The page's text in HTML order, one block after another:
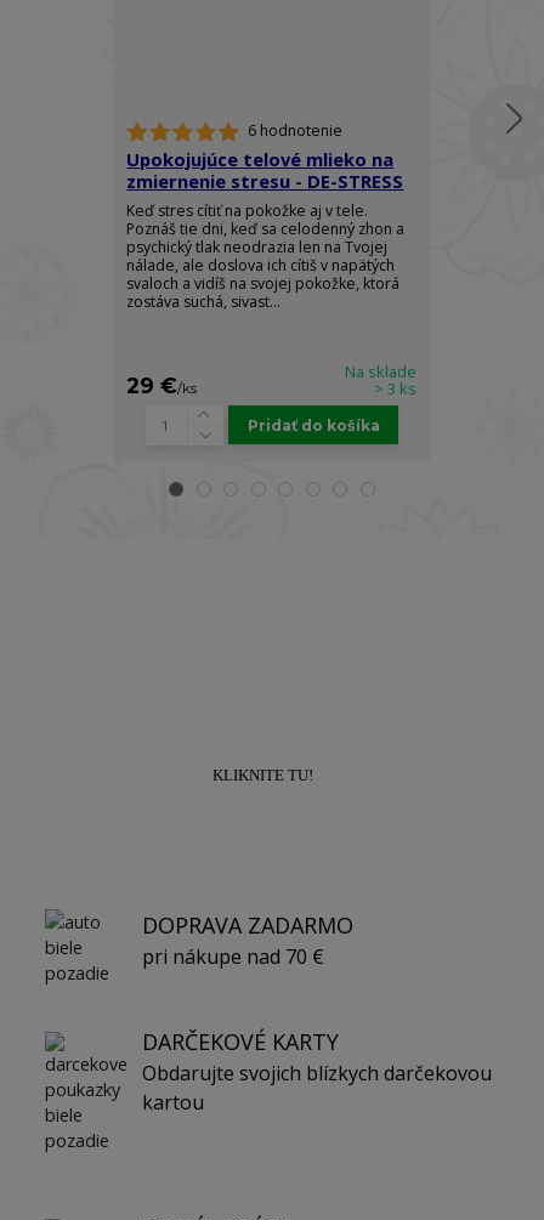
6 hodnotenie
Upokojujúce telové mlieko na
zmiernenie stresu - DE-STRESS
Keď stres cítiť na pokožke aj v tele.
Poznáš tie dni, keď sa celodenný zhon a
psychický tlak neodrazia len na Tvojej
nálade, ale doslova ich cítiš v napätých
svaloch a vidíš na svojej pokožke, ktorá
zostáva suchá, sivast...
29 €/ks
Na sklade
> 3 ks
Pridať do košíka
KLIKNITE TU!
DOPRAVA ZADARMO
pri nákupe nad 70 €
DARČEKOVÉ KARTY
Obdarujte svojich blízkych darčekovou
kartou